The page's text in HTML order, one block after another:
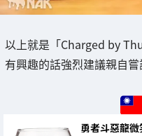
以上就是「Charged by
有興趣的話強烈建議親自嘗
勇者斗惡龍